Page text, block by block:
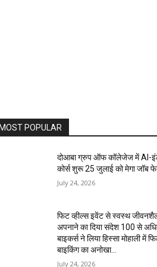
POPULAR
दोआबा ग्रुप ऑफ कॉलेजेज में AI-
कोर्स शुरू 25 जुलाई को मेगा जॉब
July 24, 2026
फिट व्हील्स इवेंट से स्वस्थ
अपनाने का दिया संदेश 100 से
बाइकर्स ने लिया हिस्सा मोहाली में
बाइकिंग का अनोखा...
July 24, 2026